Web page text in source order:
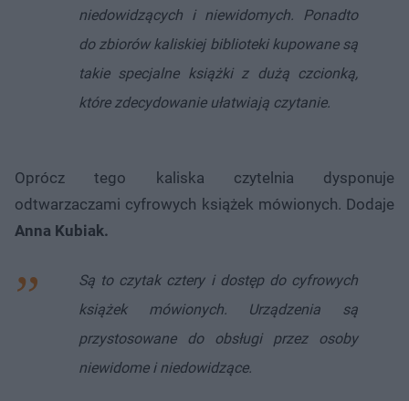
niedowidzących i niewidomych. Ponadto
do zbiorów kaliskiej biblioteki kupowane są
takie specjalne książki z dużą czcionką,
które zdecydowanie ułatwiają czytanie.
Oprócz tego kaliska czytelnia dysponuje
odtwarzaczami cyfrowych książek mówionych. Dodaje
Anna Kubiak.
Są to czytak cztery i dostęp do cyfrowych
książek mówionych. Urządzenia są
przystosowane do obsługi przez osoby
niewidome i niedowidzące.